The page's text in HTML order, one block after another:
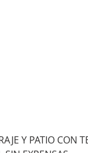
Y PATIO CON